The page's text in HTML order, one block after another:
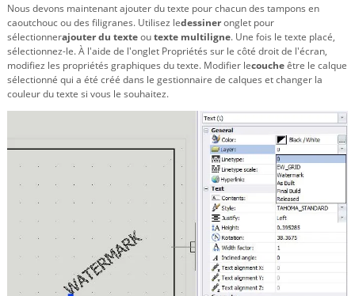
Nous devons maintenant ajouter du texte pour chacun des tampons en
caoutchouc ou des filigranes. Utilisez ledessineronglet pour
sélectionnerajouter du texteoutexte multiligne. Une fois le texte placé,
sélectionnez-le. À l'aide de l'onglet Propriétés sur le côté droit de l'écran,
modifiez les propriétés graphiques du texte. Modifier lecoucheêtre le calque
sélectionné qui a été créé dans le gestionnaire de calques et changer la
couleur du texte si vous le souhaitez.